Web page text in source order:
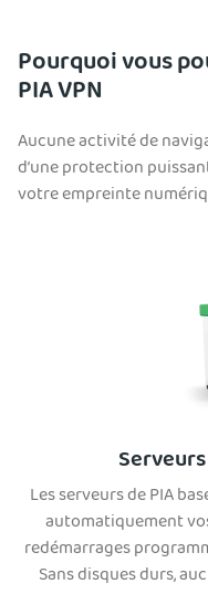
Pourquoi vous
PIA VPN
Aucune activité de
d’une protection
votre empreinte
Les serveurs de PIA
automatiquement
redémarrages
Sans disques durs,